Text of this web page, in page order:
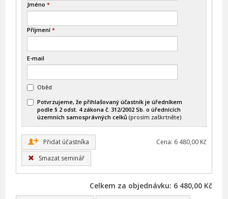
Jméno *
Příjmení *
E-mail
Oběd
Potvrzujeme, že přihlašovaný účastník je úředníkem
podle § 2 odst. 4 zákona č. 312/2002 Sb. o úřednících
územních samosprávných celků (prosím zaškrtněte)
Cena: 6 480,00 Kč
+
Přidat účastníka
Smazat seminář
Celkem za objednávku: 6 480,00 Kč